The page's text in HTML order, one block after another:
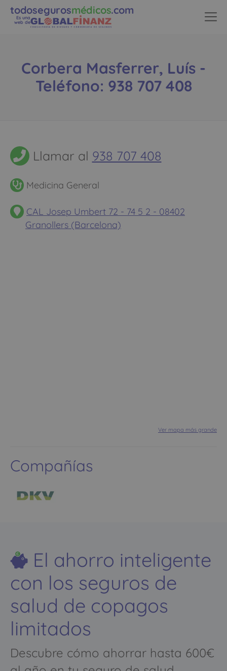
todosegurosmédicos.com
Es una
web de
Corbera Masferrer, Luís -
Teléfono: 938 707 408
Llamar al 938 707 408
Medicina General
CAL Josep Umbert 72 - 74 5 2 - 08402
Granollers (Barcelona)
Ver mapa más grande
Compañías
El ahorro inteligente
con los seguros de
salud de copagos
limitados
Descubre cómo ahorrar hasta 600€